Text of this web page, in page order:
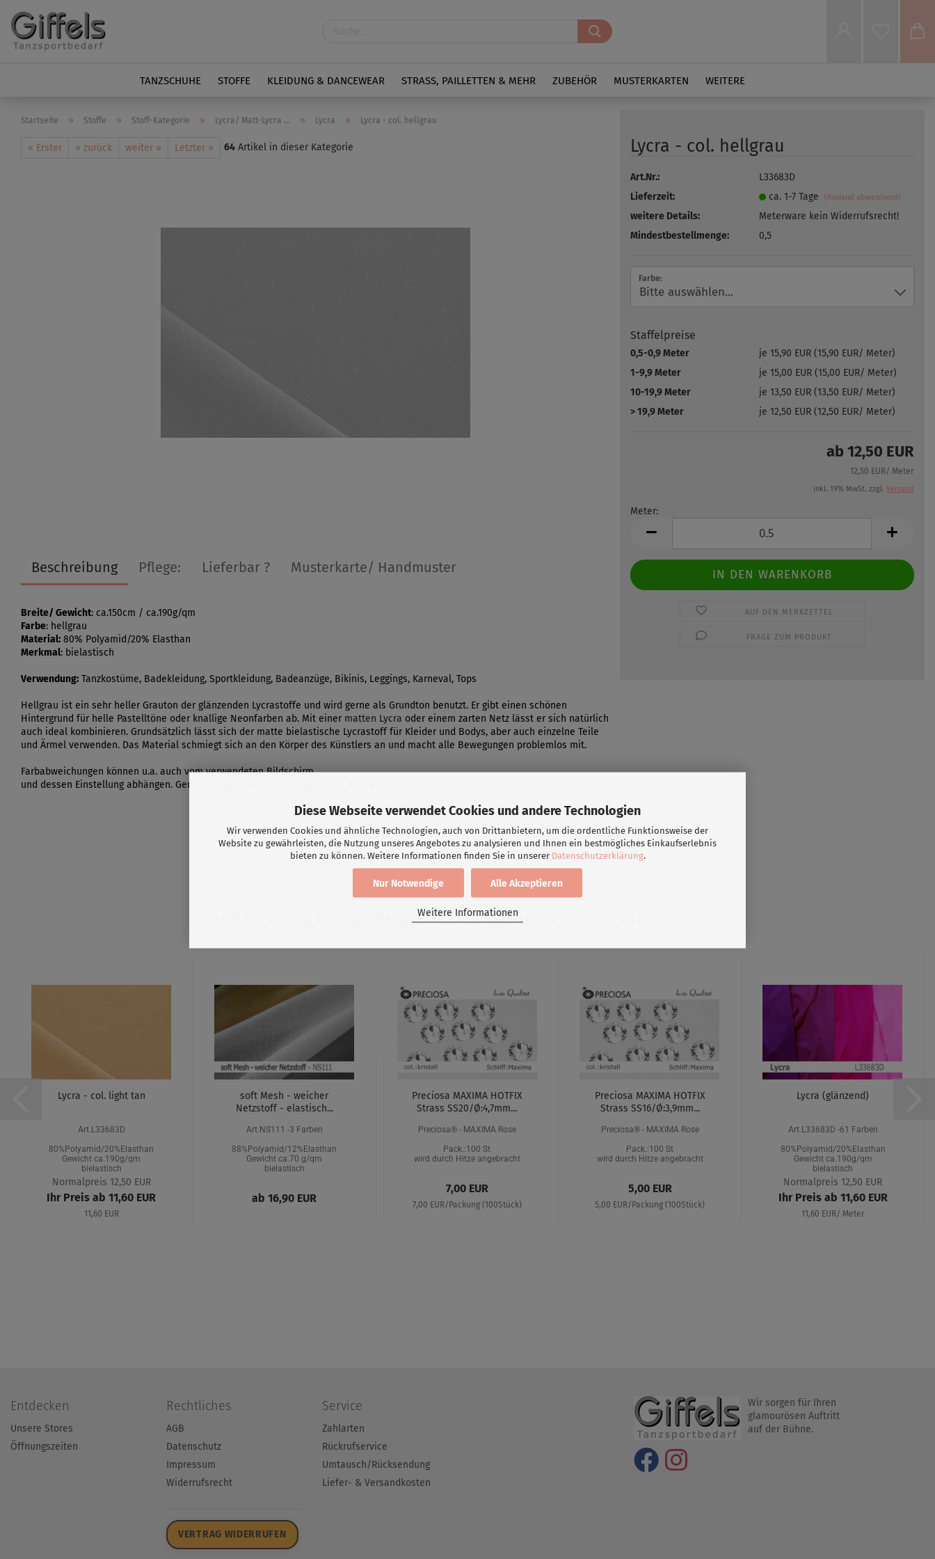
Diese Webseite verwendet Cookies und andere Technologien
Wir verwenden Cookies und ähnliche Technologien, auch von Drittanbietern, um die ordentliche Funktionsweise der
Website zu gewährleisten, die Nutzung unseres Angebotes zu analysieren und Ihnen ein bestmögliches Einkaufserlebnis
bieten zu können. Weitere Informationen finden Sie in unserer Datenschutzerklärung.
Alle Akzeptieren
Nur Notwendige
Weitere Informationen
TANZSCHUHE STOFFE KLEIDUNG & DANCEWEAR STRASS, PAILLETTEN & MEHR ZUBEHÖR MUSTERKARTEN WEITERE
Startseite » Stoffe » Stoff-Kategorie » Lycra/ Matt-Lycra ... » Lycra » Lycra - col. hellgrau
« Erster « zurück weiter » Letzter » 64 Artikel in dieser Kategorie Lycra - col. hellgrau
Art.Nr.:
L33683D
Lieferzeit:
ca. 1-7 Tage (Ausland abweichend)
weitere Details:
Meterware kein Widerrufsrecht!
Mindestbestellmenge:
0,5
Farbe:
Staffelpreise
0,5-0,9 Meter
je 15,90 EUR (15,90 EUR/ Meter)
1-9,9 Meter
je 15,00 EUR (15,00 EUR/ Meter)
10-19,9 Meter
je 13,50 EUR (13,50 EUR/ Meter)
> 19,9 Meter
je 12,50 EUR (12,50 EUR/ Meter)
ab 12,50 EUR
12,50 EUR/ Meter
inkl. 19% MwSt. zzgl. Versand
Meter:
Meter
AUF DEN MERKZETTEL
FRAGE ZUM PRODUKT
Beschreibung Pflege: Lieferbar ? Musterkarte/ Handmuster
Breite/ Gewicht: ca.150cm / ca.190g/qm
Farbe: hellgrau
Material: 80% Polyamid/20% Elasthan
Merkmal: bielastisch
Verwendung: Tanzkostüme, Badekleidung, Sportkleidung, Badeanzüge, Bikinis, Leggings, Karneval, Tops
Hellgrau ist ein sehr heller Grauton der glänzenden Lycrastoffe und wird gerne als Grundton benutzt. Er gibt einen schönen
Hintergrund für helle Pastelltöne oder knallige Neonfarben ab. Mit einer matten Lycra oder einem zarten Netz lässt er sich natürlich
auch ideal kombinieren. Grundsätzlich lässt sich der matte bielastische Lycrastoff für Kleider und Bodys, aber auch einzelne Teile
und Ärmel verwenden. Das Material schmiegt sich an den Körper des Künstlers an und macht alle Bewegungen problemlos mit.
Farbabweichungen können u.a. auch vom verwendeten Bildschirm
und dessen Einstellung abhängen. Gerne schicken wir Ihnen auch unsere Musterkarte zu.
KUNDEN, WELCHE DIESEN ARTIKEL BESTELLTEN, HABEN AUCH FOLGENDE ARTIKEL GEKAUFT:
Lycra - col. light tan
Art.L33683D
80%Polyamid/20%Elasthan
Gewicht ca.190g/qm
bielastisch
Normalpreis 12,50 EUR
Ihr Preis ab 11,60 EUR
11,60 EUR
soft Mesh - weicher
Netzstoff - elastisch...
Art.NS111 -3 Farben
88%Polyamid/12%Elasthan
Gewicht ca.70 g/qm
bielastisch
ab 16,90 EUR
Preciosa MAXIMA HOTFIX
Strass SS20/Ø:4,7mm...
Preciosa® - MAXIMA Rose
Pack.:100 St
wird durch Hitze angebracht
7,00 EUR
7,00 EUR/Packung (100Stück)
Preciosa MAXIMA HOTFIX
Strass SS16/Ø:3,9mm...
Preciosa® - MAXIMA Rose
Pack.:100 St
wird durch Hitze angebracht
5,00 EUR
5,00 EUR/Packung (100Stück)
Lycra (glänzend)
Art.L33683D -61 Farben
80%Polyamid/20%Elasthan
Gewicht ca.190g/qm
bielastisch
Normalpreis 12,50 EUR
Ihr Preis ab 11,60 EUR
11,60 EUR/ Meter
Entdecken
Unsere Stores
Öffnungszeiten
Rechtliches
AGB
Datenschutz
Impressum
Widerrufsrecht
VERTRAG WIDERRUFEN
Service
Zahlarten
Rückrufservice
Umtausch/Rücksendung
Liefer- & Versandkosten
Wir sorgen für Ihren
glamourösen Auftritt
auf der Bühne.